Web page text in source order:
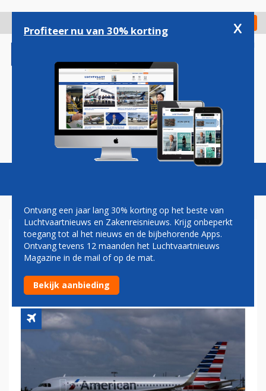
gaan
Check in
Magazine Podcasts Vacatures
AMERICAN AIRLINES OPENT
ROUTE VAN CHARLOTTE
NAAR CURAÇAO
Profiteer nu van 30% korting x
Ontvang een jaar lang 30% korting op het beste van
Luchtvaartnieuws en Zakenreisnieuws. Krijg onbeperkt
toegang tot al het nieuws en de bijbehorende Apps.
Ontvang tevens 12 maanden het Luchtvaartnieuws
Magazine in de mail of op de mat.
Bekijk aanbieding